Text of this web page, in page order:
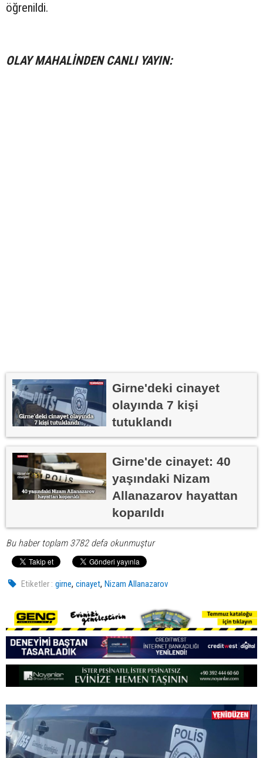
öğrenildi.
OLAY MAHALİNDEN CANLI YAYIN:
Girne'deki cinayet
olayında 7 kişi
tutuklandı
Girne'de cinayet: 40
yaşındaki Nizam
Allanazarov hayattan
koparıldı
Bu haber toplam 3782 defa okunmuştur
Etiketler : girne,cinayet,Nizam Allanazarov